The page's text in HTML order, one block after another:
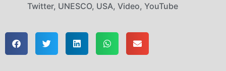
Twitter, UNESCO, USA, Video, YouTube